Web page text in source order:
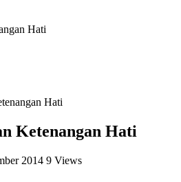
Hati
Ketenangan Hati
2014 9 Views